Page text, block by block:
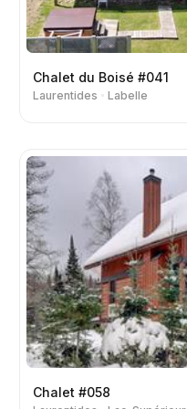
Chalet du Boisé #041
Laurentides Labelle
Chalet #058